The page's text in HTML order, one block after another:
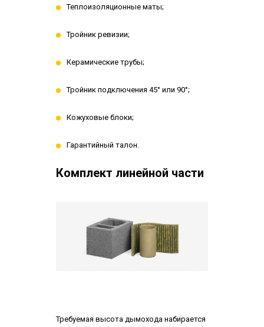
Теплоизоляционные маты;
Тройник ревизии;
Керамические трубы;
Тройник подключения 45° или 90°;
Кожуховые блоки;
Гарантийный талон.
Комплект линейной части
Требуемая высота дымохода набирается